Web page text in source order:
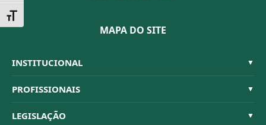
Alternar tamanho da fonte
MAPA DO SITE
INSTITUCIONAL ▼
Sistema CFBM
Quem Somos
PROFISSIONAIS ▼
Habilitações
LEGISLAÇÃO ▼